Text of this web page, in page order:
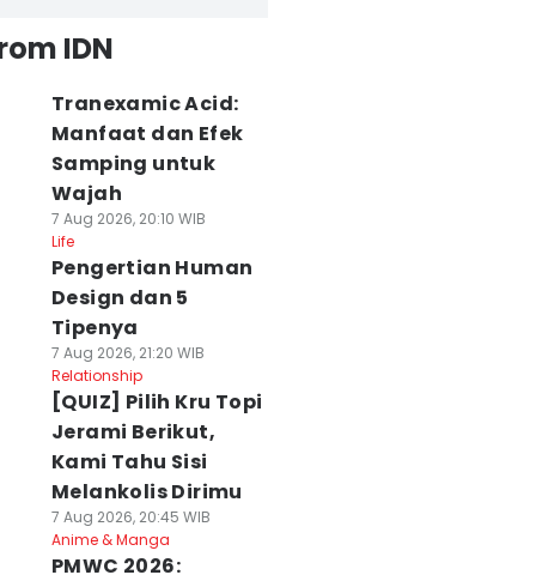
IDN
Tranexamic Acid:
Manfaat dan Efek
Samping untuk
Wajah
7 Aug 2026, 20:10 WIB
Life
Pengertian Human
Design dan 5
Tipenya
7 Aug 2026, 21:20 WIB
Relationship
[QUIZ] Pilih Kru Topi
Jerami Berikut,
Kami Tahu Sisi
Melankolis Dirimu
7 Aug 2026, 20:45 WIB
Anime & Manga
PMWC 2026: